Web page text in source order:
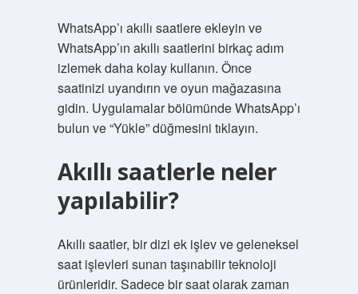
WhatsApp’ı akıllı saatlere ekleyin ve
WhatsApp’ın akıllı saatlerini birkaç adım
izlemek daha kolay kullanın. Önce
saatinizi uyandırın ve oyun mağazasına
gidin. Uygulamalar bölümünde WhatsApp’ı
bulun ve “Yükle” düğmesini tıklayın.
Akıllı saatlerle neler
yapılabilir?
Akıllı saatler, bir dizi ek işlev ve geleneksel
saat işlevleri sunan taşınabilir teknoloji
ürünleridir. Sadece bir saat olarak zaman